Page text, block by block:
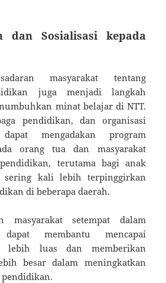
dan Sosialisasi kepada
masyarakat tentang
juga menjadi langkah
minat belajar di NTT.
pendidikan, dan organisasi
mengadakan program
orang tua dan masyarakat
terutama bagi anak
sering kali lebih terpinggirkan
di beberapa daerah.
masyarakat setempat dalam
membantu mencapai
lebih luas dan memberikan
besar dalam meningkatkan
pendidikan.